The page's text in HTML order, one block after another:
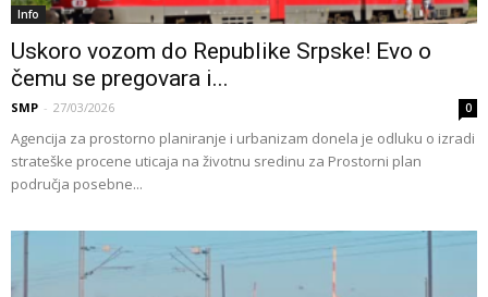
Info
Uskoro vozom do Republike Srpske! Evo o
čemu se pregovara i...
SMP - 27/03/2026 0
Agencija za prostorno planiranje i urbanizam donela je odluku o izradi
strateške procene uticaja na životnu sredinu za Prostorni plan
područja posebne...